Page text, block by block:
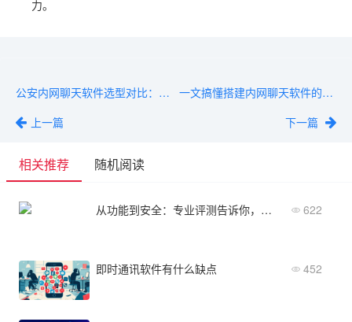
力。
公安内网聊天软件选型对比：专网加密、国产适配与维保成本
上一篇
一文搞懂搭建内网聊天软件的核心架构与实现原理
下一篇
相关推荐 随机阅读
从功能到安全：专业评测告诉你，安全防泄密IM哪个好、该如何选 622
即时通讯软件有什么缺点 452